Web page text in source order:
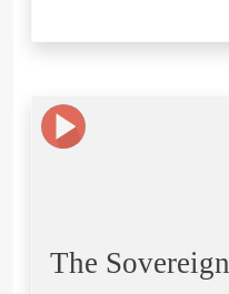
The